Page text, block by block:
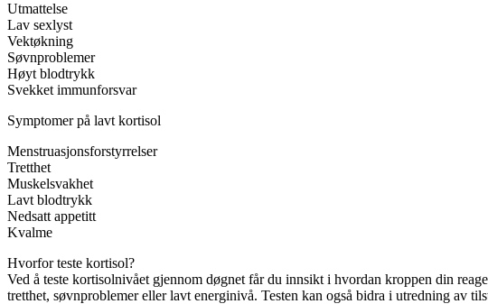
Utmattelse
Lav sexlyst
Vektøkning
Søvnproblemer
Høyt blodtrykk
Svekket immunforsvar
Symptomer på lavt kortisol
Menstruasjonsforstyrrelser
Tretthet
Muskelsvakhet
Lavt blodtrykk
Nedsatt appetitt
Kvalme
Hvorfor teste kortisol?
Ved å teste kortisolnivået gjennom døgnet får du innsikt i hvordan kroppen din
tretthet, søvnproblemer eller lavt energinivå. Testen kan også bidra i utredning av